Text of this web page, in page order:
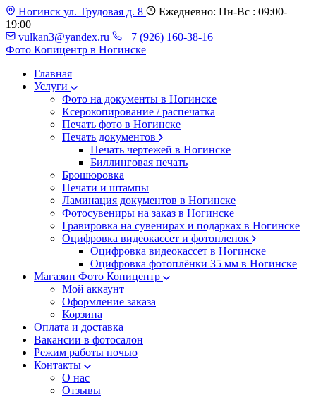
Ногинск ул. Трудовая д. 8
Ежедневно: Пн-Вс : 09:00-
19:00
vulkan3@yandex.ru
+7 (926) 160-38-16
Фото Копицентр в Ногинске
Главная
Услуги
Фото на документы в Ногинске
Ксерокопирование / распечатка
Печать фото в Ногинске
Печать документов
Печать чертежей в Ногинске
Биллинговая печать
Брошюровка
Печати и штампы
Ламинация документов в Ногинске
Фотосувениры на заказ в Ногинске
Гравировка на сувенирах и подарках в Ногинске
Оцифровка видеокассет и фотопленок
Оцифровка видеокассет в Ногинске
Оцифровка фотоплёнки 35 мм в Ногинске
Магазин Фото Копицентр
Мой аккаунт
Оформление заказа
Корзина
Оплата и доставка
Вакансии в фотосалон
Режим работы ночью
Контакты
О нас
Отзывы